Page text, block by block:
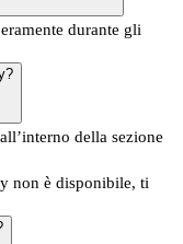
durante gli
della sezione
non è disponibile, ti